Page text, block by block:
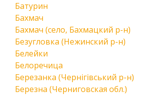
Батурин
Бахмач
Бахмач (село, Бахмацкий р-н)
Безугловка (Нежинский р-н)
Белейки
Белоречица
Березанка (Чернігівський р-н)
Березна (Черниговская обл.)